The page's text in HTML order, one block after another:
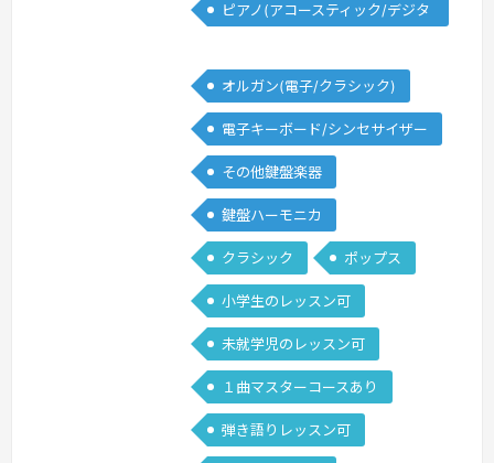
でのレッスンには、松田知育ピアノメソ
ドは、慶應義塾大学医学部卒の研修医、
東京大学経済学部卒のお子さんを育てら
れた松田光子先生が開発された教育法
で、子どもの「もっと知りたい！」とい
う気持ちを育てることを目的としてい
ま… 続きを見る »
ピアノ(アコースティック/デジタ
オルガン(電子/クラシック)
電子キーボード/シンセサイザー
その他鍵盤楽器
鍵盤ハーモニカ
クラシック ポップス
小学生のレッスン可
未就学児のレッスン可
１曲マスターコースあり
弾き語りレッスン可